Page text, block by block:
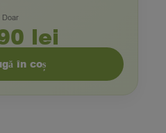
Doar
lei
în coș